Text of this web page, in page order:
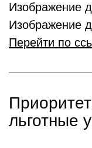
Изображение
Изображение
Перейти по
льготные